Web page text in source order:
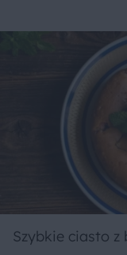
Szybkie ciasto